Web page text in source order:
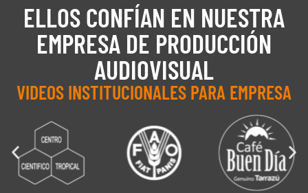
ELLOS CONFÍAN EN NUESTRA
EMPRESA DE PRODUCCIÓN
AUDIOVISUAL
VIDEOS INSTITUCIONALES PARA EMPRESA